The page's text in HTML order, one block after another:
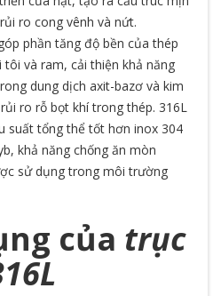
ro cong vênh và nứt.
phần tăng độ bền của thép
và ram, cải thiện khả năng
dung dịch axit-bazơ và kim
ro rỗ bọt khí trong thép. 316L
suất tổng thể tốt hơn inox 304
khả năng chống ăn mòn
sử dụng trong môi trường
của trục